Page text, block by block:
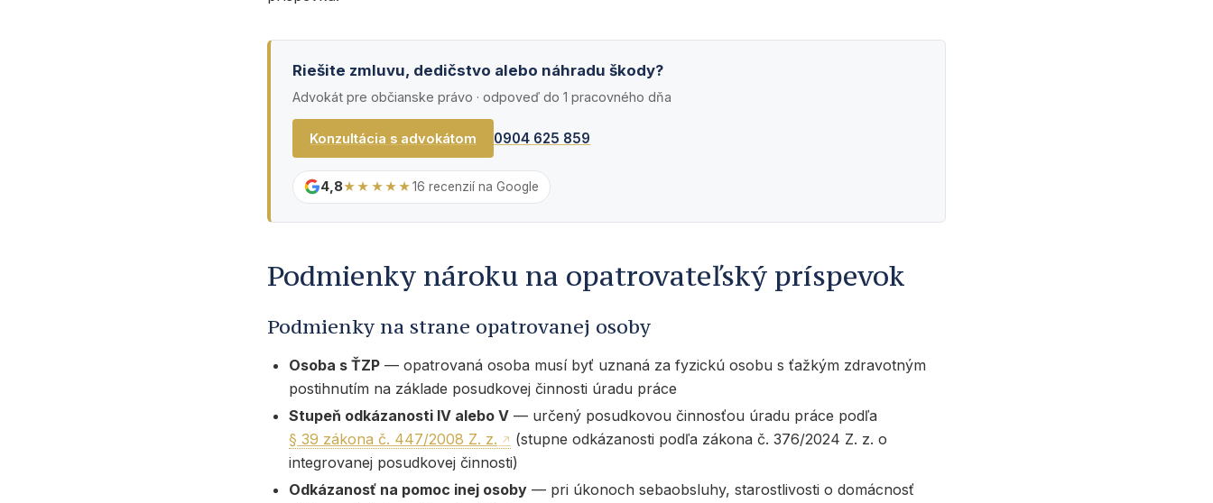
Riešite zmluvu, dedičstvo alebo náhradu škody?
Advokát pre občianske právo · odpoveď do 1 pracovného dňa
Konzultácia s advokátom 0904 625 859
4,8★★★★★16 recenzií na Google
Podmienky nároku na opatrovateľský príspevok
Podmienky na strane opatrovanej osoby
Osoba s ŤZP — opatrovaná osoba musí byť uznaná za fyzickú osobu s ťažkým zdravotným
postihnutím na základe posudkovej činnosti úradu práce
Stupeň odkázanosti IV alebo V — určený posudkovou činnosťou úradu práce podľa
§ 39 zákona č. 447/2008 Z. z.
(stupne odkázanosti podľa zákona č. 376/2024 Z. z. o
integrovanej posudkovej činnosti)
Odkázanosť na pomoc inej osoby — pri úkonoch sebaobsluhy, starostlivosti o domácnosť